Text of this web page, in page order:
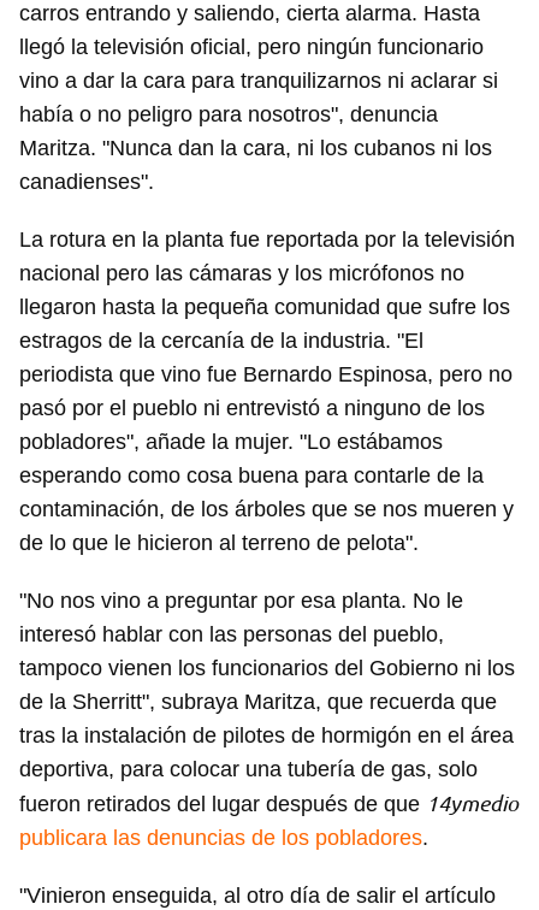
carros entrando y saliendo, cierta alarma. Hasta
llegó la televisión oficial, pero ningún funcionario
vino a dar la cara para tranquilizarnos ni aclarar si
había o no peligro para nosotros", denuncia
Maritza. "Nunca dan la cara, ni los cubanos ni los
canadienses".
La rotura en la planta fue reportada por la televisión
nacional pero las cámaras y los micrófonos no
llegaron hasta la pequeña comunidad que sufre los
estragos de la cercanía de la industria. "El
periodista que vino fue Bernardo Espinosa, pero no
pasó por el pueblo ni entrevistó a ninguno de los
pobladores", añade la mujer. "Lo estábamos
esperando como cosa buena para contarle de la
contaminación, de los árboles que se nos mueren y
de lo que le hicieron al terreno de pelota".
"No nos vino a preguntar por esa planta. No le
interesó hablar con las personas del pueblo,
tampoco vienen los funcionarios del Gobierno ni los
de la Sherritt", subraya Maritza, que recuerda que
tras la instalación de pilotes de hormigón en el área
deportiva, para colocar una tubería de gas, solo
fueron retirados del lugar después de que 14ymedio
publicara las denuncias de los pobladores.
"Vinieron enseguida, al otro día de salir el artículo